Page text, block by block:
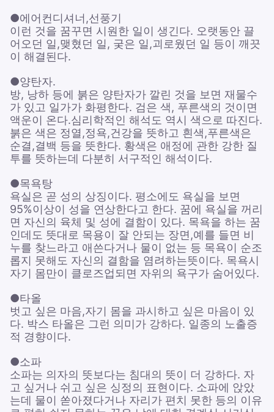
●에어컨디셔너,선풍기
이런 것을 꿈꾸면 시원한 일이 생긴다. 오랫동안 끌
어오던 일,맺혔던 일, 궂은 일,괴로웠던 일 등이 깨끗
이 해결된다.
●양탄자.
방, 낭하 등에 붉은 양탄자가 깔린 것을 보면 재물수
가 있고 일가가 화평한다. 검은 색, 푸른색의 것이면
액운이 온다.심리학적인 해석도 역시 색으로 따진다.
붉은 색은 정열,정욕,건강을 뜻하고 흰색,푸른색은
순결,결백 등을 뜻한다. 황색은 애정에 관한 강한 질
투를 뜻하는데 다분히 서구적인 해석이다.
●목욕탕
욕실은 곧 성의 상징이다. 평소에도 욕실을 보면
95%이상이 성을 연상한다고 한다. 꿈에 욕실을 꺼리
면 자신의 육체 및 성에 결함이 있다. 목욕을 하는 꿈
인데도 뜻대로 목용이 잘 안되는 장면,예를 들면 비
누를 찾느라고 애쓴다거나 물이 없는 등 목욕이 순조
롭지 못해도 자신의 결함을 염려하는뜻이다. 목욕시
자기 몸만이 클로즈업되면 자위의 욕구가 숨어있다.
●타올
벗고 싶은 마음,자기 몸을 과시하고 싶은 마음이 있
다. 박스 타올은 그런 의미가 강하다. 일종의 노출증
적 경향이다.
●소파
소파는 의자의 뜻보다는 침대의 뜻이 더 강하다. 자
고 싶거나 쉬고 싶은 싱정의 표현이다. 소파에 앉았
는데 물이 쏟아졌다거나 자리가 편치 못한 등의 이유